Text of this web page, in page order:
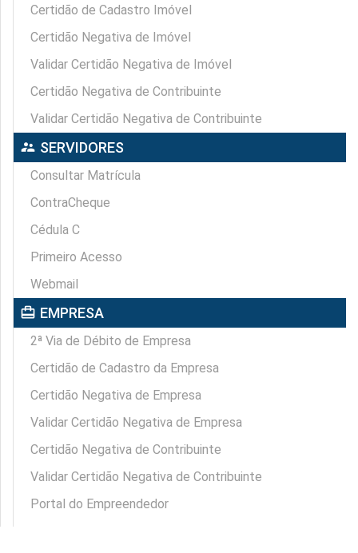
Certidão de Cadastro Imóvel
Certidão Negativa de Imóvel
Validar Certidão Negativa de Imóvel
Certidão Negativa de Contribuinte
Validar Certidão Negativa de Contribuinte
supervisor_account SERVIDORES
Consultar Matrícula
ContraCheque
Cédula C
Primeiro Acesso
Webmail
card_travel EMPRESA
2ª Via de Débito de Empresa
Certidão de Cadastro da Empresa
Certidão Negativa de Empresa
Validar Certidão Negativa de Empresa
Certidão Negativa de Contribuinte
Validar Certidão Negativa de Contribuinte
Portal do Empreendedor